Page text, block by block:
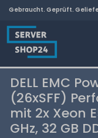
Gebraucht. Geprüft.
DELL EMC
(26xSFF)
mit 2x Xeon
GHz, 32 GB